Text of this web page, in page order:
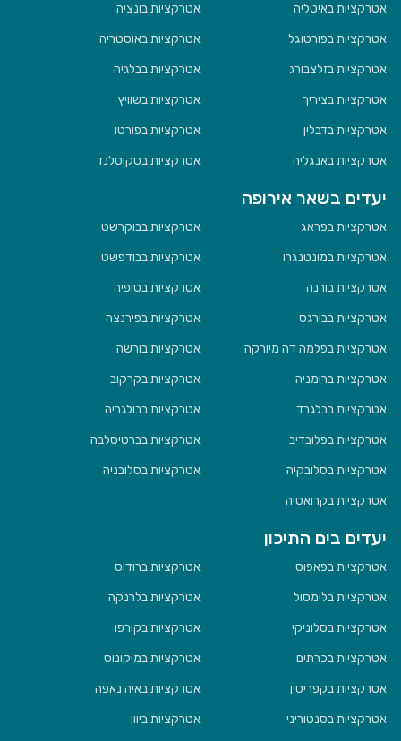
אטרקציות באיטליה
אטרקציות בונציה
אטרקציות בפורטוגל
אטרקציות באוסטריה
אטרקציות בזלצבורג
אטרקציות בבלגיה
אטרקציות בציריך
אטרקציות בשוויץ
אטרקציות בדבלין
אטרקציות בפורטו
אטרקציות באנגליה
אטרקציות בסקוטלנד
יעדים בשאר אירופה
אטרקציות בפראג
אטרקציות בבוקרשט
אטרקציות במונטנגרו
אטרקציות בבודפשט
אטרקציות בורנה
אטרקציות בסופיה
אטרקציות בבורגס
אטרקציות בפירנצה
אטרקציות בפלמה דה מיורקה
אטרקציות בורשה
אטרקציות ברומניה
אטרקציות בקרקוב
אטרקציות בבלגרד
אטרקציות בבולגריה
אטרקציות בפלובדיב
אטרקציות בברטיסלבה
אטרקציות בסלובקיה
אטרקציות בסלובניה
אטרקציות בקרואטיה
יעדים בים התיכון
אטרקציות בפאפוס
אטרקציות ברודוס
אטרקציות בלימסול
אטרקציות בלרנקה
אטרקציות בסלוניקי
אטרקציות בקורפו
אטרקציות בכרתים
אטרקציות במיקונוס
אטרקציות בקפריסין
אטרקציות באיה נאפה
אטרקציות בסנטוריני
אטרקציות ביוון